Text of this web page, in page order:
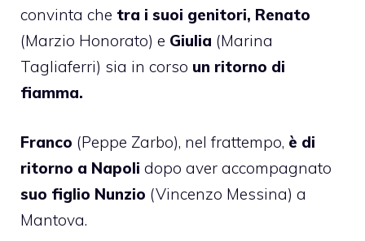
convinta che tra i suoi genitori, Renato
(Marzio Honorato) e Giulia (Marina
Tagliaferri) sia in corso un ritorno di
fiamma.
Franco (Peppe Zarbo), nel frattempo, è di
ritorno a Napoli dopo aver accompagnato
suo figlio Nunzio (Vincenzo Messina) a
Mantova.